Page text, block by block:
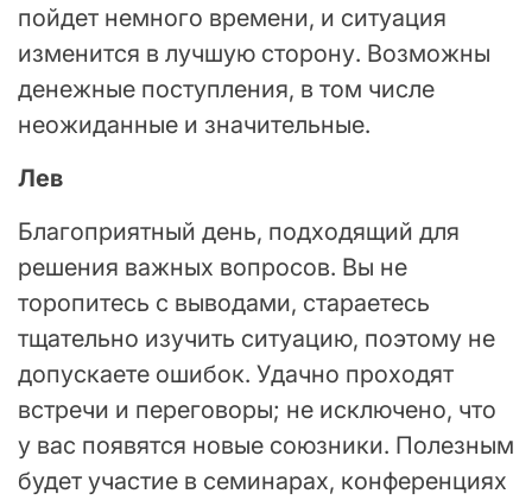
пойдет немного времени, и ситуация
изменится в лучшую сторону. Возможны
денежные поступления, в том числе
неожиданные и значительные.
Лев
Благоприятный день, подходящий для
решения важных вопросов. Вы не
торопитесь с выводами, стараетесь
тщательно изучить ситуацию, поэтому не
допускаете ошибок. Удачно проходят
встречи и переговоры; не исключено, что
у вас появятся новые союзники. Полезным
будет участие в семинарах, конференциях